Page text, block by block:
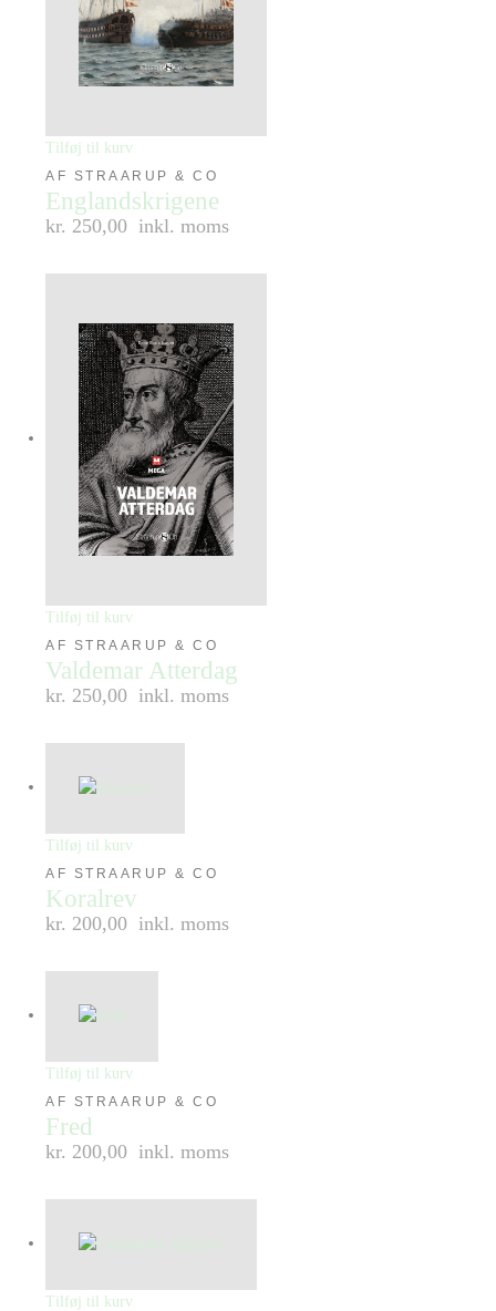
Tilføj til kurv
AF STRAARUP & CO
Englandskrigene
kr. 250,00 inkl. moms
Tilføj til kurv
AF STRAARUP & CO
Valdemar Atterdag
kr. 250,00 inkl. moms
Tilføj til kurv
AF STRAARUP & CO
Koralrev
kr. 200,00 inkl. moms
Tilføj til kurv
AF STRAARUP & CO
Fred
kr. 200,00 inkl. moms
Tilføj til kurv